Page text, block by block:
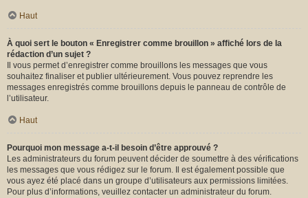
Haut
À quoi sert le bouton « Enregistrer comme brouillon » affiché lors de la
rédaction d’un sujet ?
Il vous permet d’enregistrer comme brouillons les messages que vous
souhaitez finaliser et publier ultérieurement. Vous pouvez reprendre les
messages enregistrés comme brouillons depuis le panneau de contrôle de
l’utilisateur.
Haut
Pourquoi mon message a-t-il besoin d’être approuvé ?
Les administrateurs du forum peuvent décider de soumettre à des vérifications
les messages que vous rédigez sur le forum. Il est également possible que
vous ayez été placé dans un groupe d’utilisateurs aux permissions limitées.
Pour plus d’informations, veuillez contacter un administrateur du forum.